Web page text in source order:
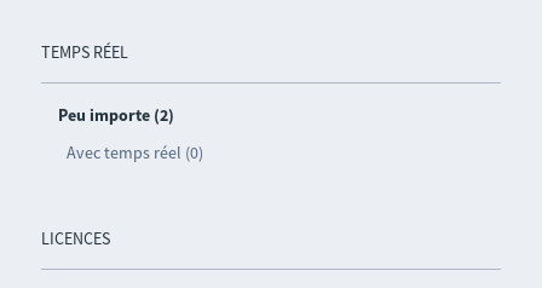
TEMPS RÉEL
Peu importe (2)
Avec temps réel (0)
LICENCES